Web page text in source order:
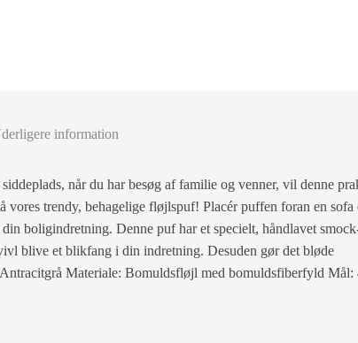
information
når du har besøg af familie og venner, vil denne
trendy, behagelige fløjlspuf! Placér puffen foran en sofa
boligindretning. Denne puf har et specielt, håndlavet
blive et blikfang i din indretning. Desuden gør det bløde
Materiale: Bomuldsfløjl med bomuldsfiberfyld Mål: